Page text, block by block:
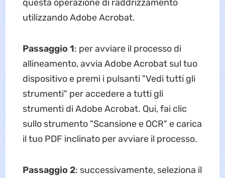
questa operazione di raddrizzamento
utilizzando Adobe Acrobat.
Passaggio 1: per avviare il processo di
allineamento, avvia Adobe Acrobat sul tuo
dispositivo e premi i pulsanti "Vedi tutti gli
strumenti" per accedere a tutti gli
strumenti di Adobe Acrobat. Qui, fai clic
sullo strumento "Scansione e OCR" e carica
il tuo PDF inclinato per avviare il processo.
Passaggio 2: successivamente, seleziona il